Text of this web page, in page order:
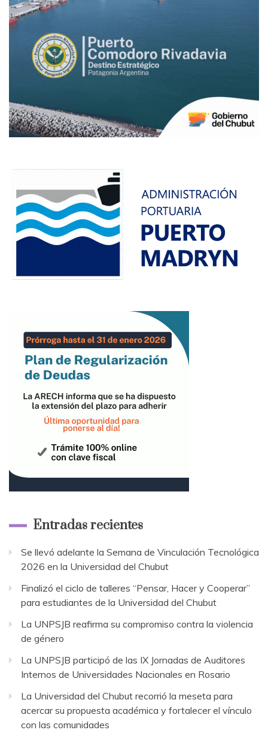
Entradas recientes
Se llevó adelante la Semana de Vinculación Tecnológica
2026 en la Universidad del Chubut
Finalizó el ciclo de talleres “Pensar, Hacer y Cooperar”
para estudiantes de la Universidad del Chubut
La UNPSJB reafirma su compromiso contra la violencia
de género
La UNPSJB participó de las IX Jornadas de Auditores
Internos de Universidades Nacionales en Rosario
La Universidad del Chubut recorrió la meseta para
acercar su propuesta académica y fortalecer el vínculo
con las comunidades